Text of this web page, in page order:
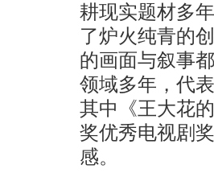
耕现实题材多
了炉火纯青的
的画面与叙事
领域多年，代
其中《王大花
奖优秀电视剧
感。